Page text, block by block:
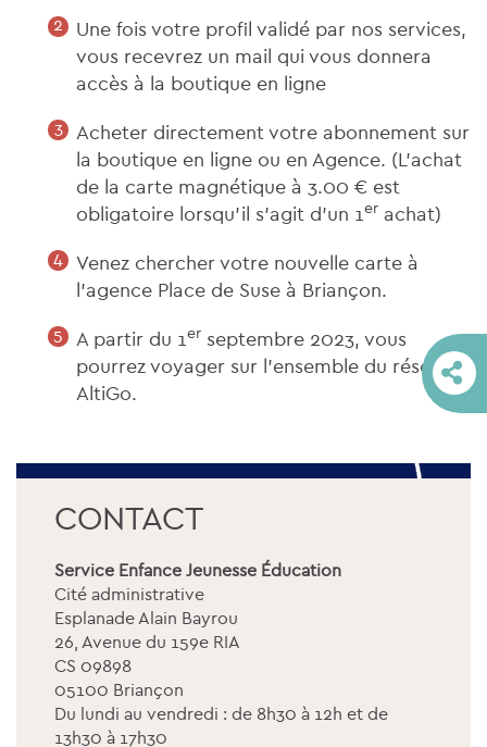
Une fois votre profil validé par nos services,
vous recevrez un mail qui vous donnera
accès à la boutique en ligne
Acheter directement votre abonnement sur
la boutique en ligne ou en Agence. (L’achat
de la carte magnétique à 3.00 € est
obligatoire lorsqu’il s’agit d’un 1er achat)
Venez chercher votre nouvelle carte à
l’agence Place de Suse à Briançon.
A partir du 1er septembre 2023, vous
pourrez voyager sur l’ensemble du réseau
AltiGo.
CONTACT
Service Enfance Jeunesse Éducation
Cité administrative
Esplanade Alain Bayrou
26, Avenue du 159e RIA
CS 09898
05100 Briançon
Du lundi au vendredi : de 8h30 à 12h et de
13h30 à 17h30